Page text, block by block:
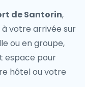
de Santorin,
à votre arrivée sur
ou en groupe,
espace pour
hôtel ou votre